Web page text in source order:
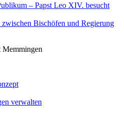
– Papst Leo XIV. besucht
Bischöfen und Regierung
Memmingen
verwalten